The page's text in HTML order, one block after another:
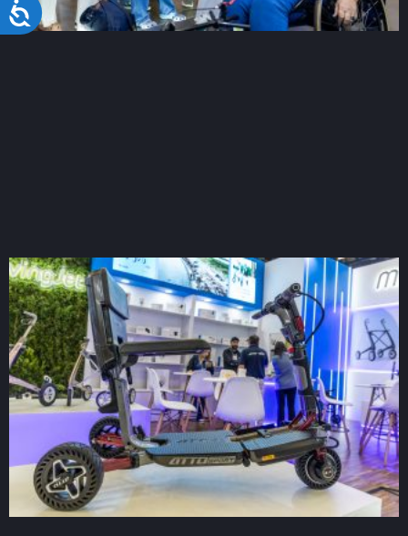
Acessibilidade